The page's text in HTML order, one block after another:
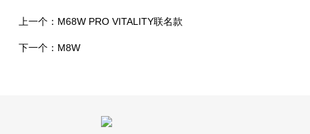
上一个： M68W PRO VITALITY联名款
下一个： M8W